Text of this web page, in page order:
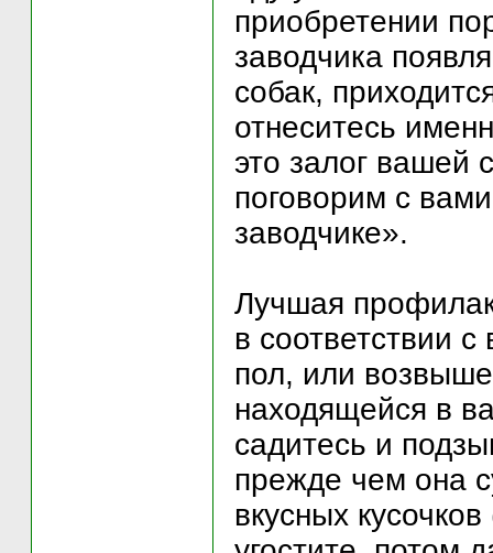
приобретении
заводчика
собак,
отнеситесь
это залог вашей
поговорим с
заводчике».
Лучшая
в соответствии
пол, или
находящейся в
садитесь и
прежде чем она
вкусных